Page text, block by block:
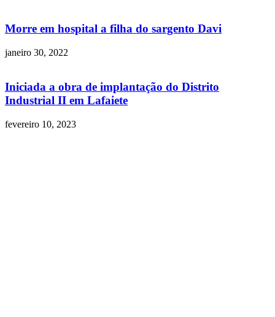
Morre em hospital a filha do sargento Davi
janeiro 30, 2022
Iniciada a obra de implantação do Distrito
Industrial II em Lafaiete
fevereiro 10, 2023